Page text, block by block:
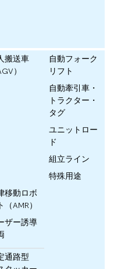
搬送車
）
自動フォーク
リフト
自動牽引車・
トラクター・
タグ
ユニットロー
ド
組立ライン
特殊用途
移動ロボ
（AMR）
ザー誘導
通路型